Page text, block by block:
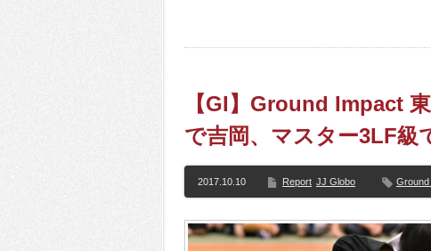
【GI】Ground Impact
で吉岡、マスター3LF級
2017.10.10 Report JJ Globo